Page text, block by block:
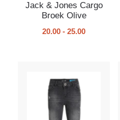
Jack & Jones Cargo
Broek Olive
20.00 - 25.00